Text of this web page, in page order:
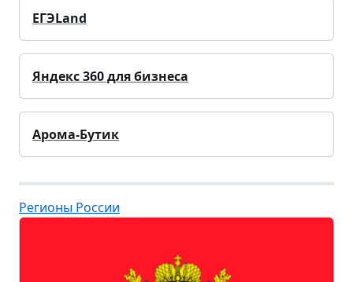
ЕГЭLand
Яндекс 360 для бизнеса
Арома-Бутик
Регионы России